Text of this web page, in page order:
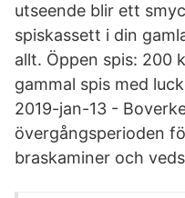
utseende blir ett
spiskassett i din
allt. Öppen spis​: 200
gammal spis med
2019-jan-13 -
övergångsperioden
braskaminer och